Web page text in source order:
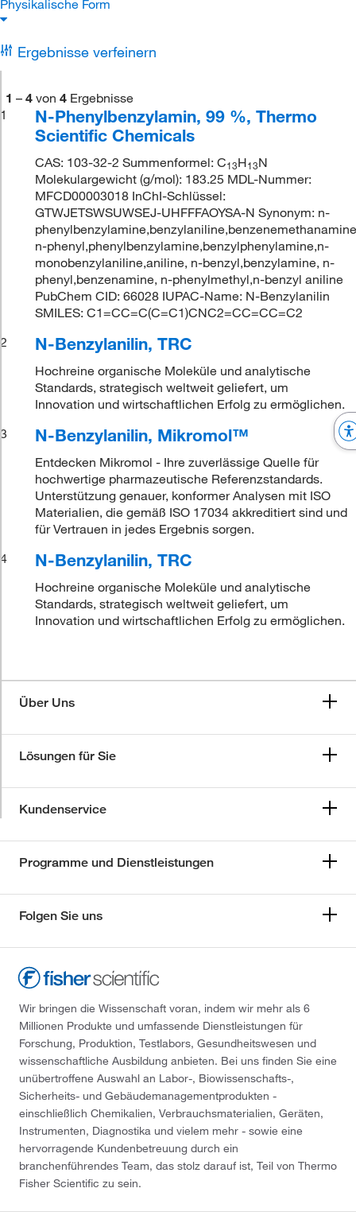
Physikalische Form
Ergebnisse verfeinern
1 – 4 von 4 Ergebnisse
1
N-Phenylbenzylamin, 99 %, Thermo
Scientific Chemicals
CAS: 103-32-2 Summenformel: C13H13N
Molekulargewicht (g/mol): 183.25 MDL-Nummer:
MFCD00003018 InChI-Schlüssel:
GTWJETSWSUWSEJ-UHFFFAOYSA-N Synonym: n-
n-phenyl,phenylbenzylamine,benzylphenylamine,n-
monobenzylaniline,aniline, n-benzyl,benzylamine, n-
phenyl,benzenamine, n-phenylmethyl,n-benzyl aniline
PubChem CID: 66028 IUPAC-Name: N-Benzylanilin
SMILES: C1=CC=C(C=C1)CNC2=CC=CC=C2
2
N-Benzylanilin, TRC
Hochreine organische Moleküle und analytische
Standards, strategisch weltweit geliefert, um
Innovation und wirtschaftlichen Erfolg zu ermöglichen.
3
N-Benzylanilin, Mikromol™
Entdecken Mikromol - Ihre zuverlässige Quelle für
hochwertige pharmazeutische Referenzstandards.
Unterstützung genauer, konformer Analysen mit ISO
Materialien, die gemäß ISO 17034 akkreditiert sind und
für Vertrauen in jedes Ergebnis sorgen.
4
N-Benzylanilin, TRC
Hochreine organische Moleküle und analytische
Standards, strategisch weltweit geliefert, um
Innovation und wirtschaftlichen Erfolg zu ermöglichen.
Über Uns
Lösungen für Sie
Kundenservice
Programme und Dienstleistungen
Folgen Sie uns
Wir bringen die Wissenschaft voran, indem wir mehr als 6
Millionen Produkte und umfassende Dienstleistungen für
Forschung, Produktion, Testlabors, Gesundheitswesen und
wissenschaftliche Ausbildung anbieten. Bei uns finden Sie eine
unübertroffene Auswahl an Labor-, Biowissenschafts-,
Sicherheits- und Gebäudemanagementprodukten -
einschließlich Chemikalien, Verbrauchsmaterialien, Geräten,
Instrumenten, Diagnostika und vielem mehr - sowie eine
hervorragende Kundenbetreuung durch ein
branchenführendes Team, das stolz darauf ist, Teil von Thermo
Fisher Scientific zu sein.